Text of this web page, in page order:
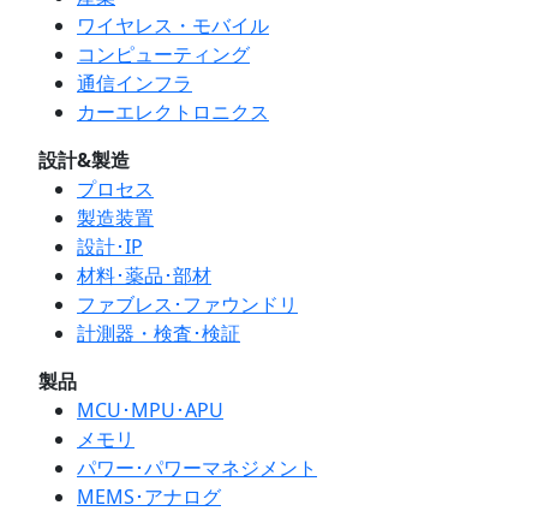
ワイヤレス・モバイル
コンピューティング
通信インフラ
カーエレクトロニクス
設計&製造
プロセス
製造装置
設計･IP
材料･薬品･部材
ファブレス･ファウンドリ
計測器・検査･検証
製品
MCU･MPU･APU
メモリ
パワー･パワーマネジメント
MEMS･アナログ